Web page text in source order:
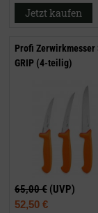
Jetzt kaufen
Profi Zerwirkmesser
GRIP (4-teilig)
65,00 € (UVP)
52,50 €